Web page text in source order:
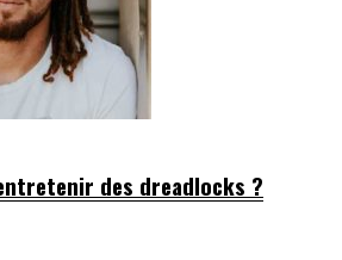
des dreadlocks ?